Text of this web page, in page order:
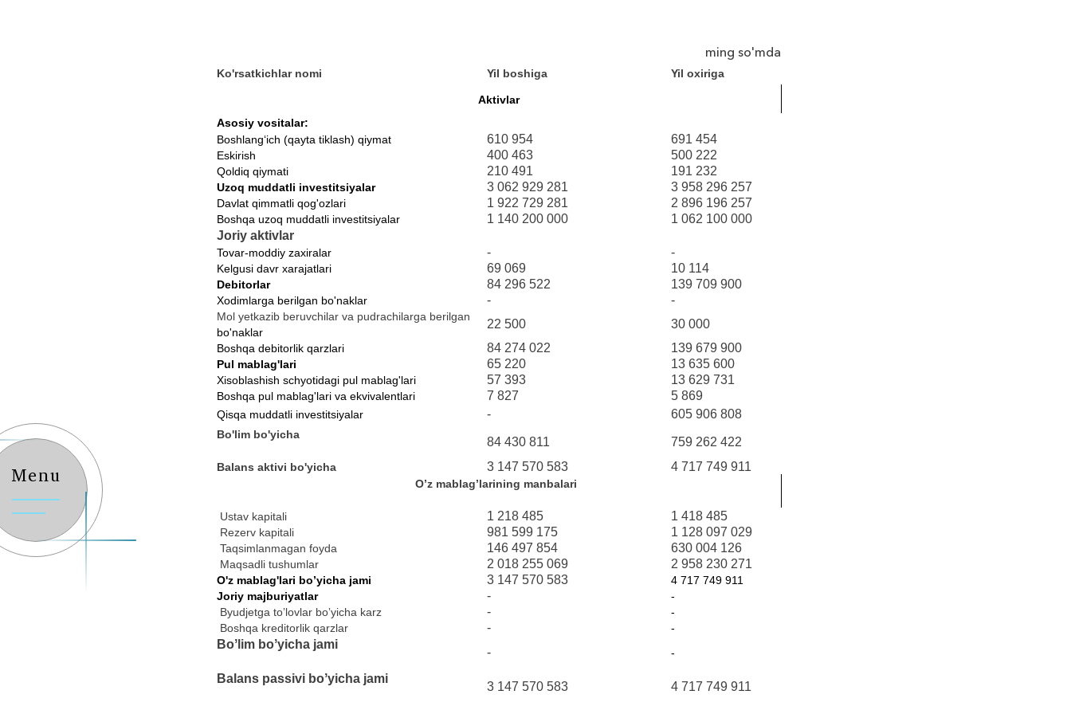
Menu
ming so'mda
Ko'rsatkichlar nomi Yil boshiga Yil oxiriga
Aktivlar
Asosiy vositalar:
Boshlang‘ich (qayta tiklash) qiymat
610 954 691 454
Eskirish 400 463 500 222
Qoldiq qiymati 210 491 191 232
Uzoq muddatli investitsiyalar 3 062 929 281 3 958 296 257
Davlat qimmatli qog'ozlari 1 922 729 281 2 896 196 257
Boshqa uzoq muddatli investitsiyalar 1 140 200 000
1 062 100 000
Joriy aktivlar
Tovar-moddiy zaxiralar - -
Kelgusi davr xarajatlari 69 069 10 114
Debitorlar 84 296 522 139 709 900
Xodimlarga berilgan bo'naklar - -
Mol yetkazib beruvchilar va pudrachilarga berilgan
bo'naklar
22 500 30 000
Boshqa debitorlik qarzlari 84 274 022 139 679 900
Pul mablag'lari 65 220 13 635 600
Xisoblashish schyotidagi pul mablag'lari 57 393 13 629 731
Boshqa pul mablag'lari va ekvivalentlari 7 827 5 869
Qisqa muddatli investitsiyalar - 605 906 808
Bo'lim bo'yicha
84 430 811 759 262 422
Balans aktivi bo'yicha 3 147 570 583 4 717 749 911
O’z mablag’larining manbalari
Ustav kapitali 1 218 485 1 418 485
Rezerv kapitali 981 599 175 1 128 097 029
Taqsimlanmagan foyda 146 497 854 630 004 126
Maqsadli tushumlar 2 018 255 069 2 958 230 271
O'z mablag'lari boʼyicha jami 3 147 570 583
4 717 749 911
Joriy majburiyatlar
-
-
Byudjetga toʼlovlar boʼyicha karz
-
-
Boshqa kreditorlik qarzlar
- -
Boʼlim boʼyicha jami
- -
Balans passivi boʼyicha jami
3 147 570 583 4 717 749 911